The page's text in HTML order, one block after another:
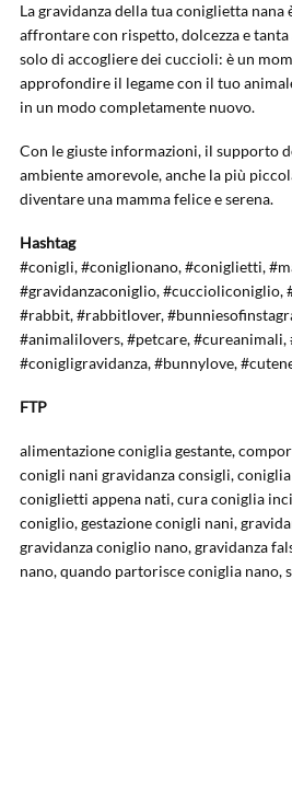
La gravidanza della tua coniglietta nana
affrontare con rispetto, dolcezza e
solo di accogliere dei cuccioli: è un
approfondire il legame con il tuo
in un modo completamente nuovo.
Con le giuste informazioni, il supporto
ambiente amorevole, anche la più
diventare una mamma felice e serena.
Hashtag
#conigli, #coniglionano, #coniglietti,
#gravidanzaconiglio, #cuccioliconiglio,
#rabbit, #rabbitlover,
#animalilovers, #petcare, #cureanimali,
#conigligravidanza, #bunnylove,
FTP
alimentazione coniglia gestante,
conigli nani gravidanza consigli,
coniglietti appena nati, cura coniglia
coniglio, gestazione conigli nani,
gravidanza coniglio nano, gravidanza
nano, quando partorisce coniglia nano,